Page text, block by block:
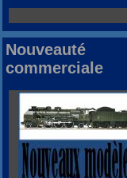
Nouveauté
commerciale